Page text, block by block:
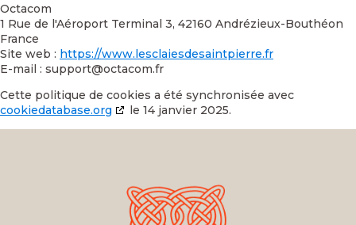
Octacom
1 Rue de l'Aéroport Terminal 3, 42160 Andrézieux-Bouthéon
France
Site web : https://www.lesclaiesdesaintpierre.fr
E-mail : support@octacom.fr
Cette politique de cookies a été synchronisée avec
cookiedatabase.org
le 14 janvier 2025.